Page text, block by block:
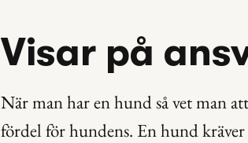
Visar på
När man har en hund så vet man
fördel för hundens. En hund